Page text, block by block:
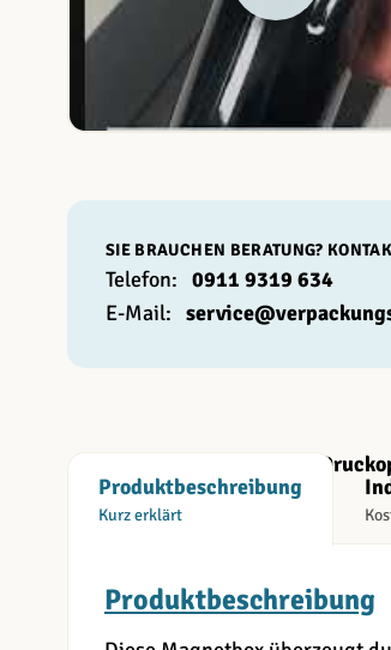
SIE BRAUCHEN BERATUNG?
Telefon: 0911 9319 634
E-Mail:
Produktbeschreibung
Kurz erklärt
Produktbeschreibung